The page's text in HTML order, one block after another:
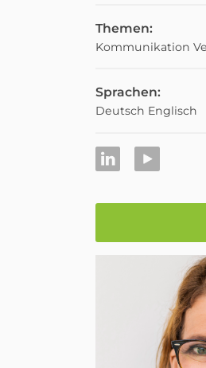
Themen:
Kommunikation
Sprachen:
Deutsch Englisch